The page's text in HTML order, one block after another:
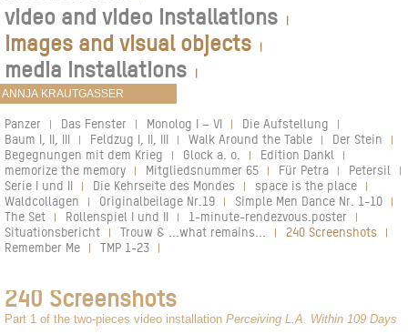
video and video installations |
images and visual objects |
media installations |
Panzer | Das Fenster | Monolog I – VI | Die Aufstellung |
Baum I, II, III | Feldzug I, II, III | Walk Around the Table | Der Stein |
Begegnungen mit dem Krieg | Glock a. o. | Edition Dankl |
memorize the memory | Mitgliedsnummer 65 | Für Petra | Petersil |
Serie I und II | Die Kehrseite des Mondes | space is the place |
Waldcollagen | Originalbeilage Nr.19 | Simple Men Dance Nr. 1-10 |
The Set | Rollenspiel I und II | 1-minute-rendezvous.poster |
Situationsbericht | Trouw & ...what remains... | 240 Screenshots |
Remember Me | TMP 1-23 |
240 Screenshots
Part 1 of the two-pieces video installation Perceiving L.A. Within 109 Days